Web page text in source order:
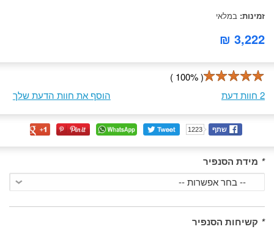
זמינות: במלאי
3,222 ₪
( 100% )
2 חוות דעת
הוסף את חוות הדעת שלך
שתף 1223
* מידת הסנפיר
* קשיחות הסנפיר